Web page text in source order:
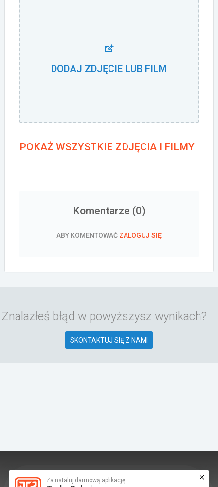
Zainstaluj darmową aplikację
DODAJ ZDJĘCIE LUB FILM
POKAŻ WSZYSTKIE ZDJĘCIA I FILMY
Komentarze (0)
ABY KOMENTOWAĆ ZALOGUJ SIĘ
Znalazłeś błąd w powyższysz wynikach?
SKONTAKTUJ SIĘ Z NAMI
TurboRebels to platforma społecznościowa i